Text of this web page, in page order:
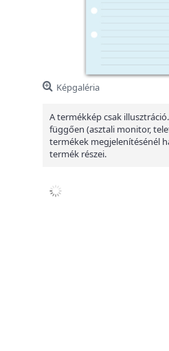
Képgaléria
A termékkép csak
függően (asztali monitor,
termékek megjelenítésénél
termék részei.